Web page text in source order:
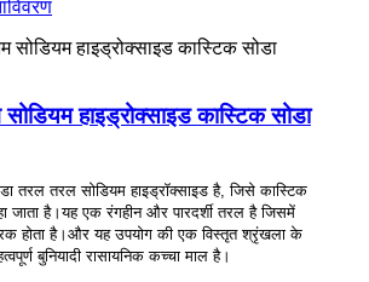
विवरण
सोडियम हाइड्रोक्साइड कास्टिक सोडा
तरल तरल सोडियम हाइड्रॉक्साइड है, जिसे कास्टिक
जाता है।यह एक रंगहीन और पारदर्शी तरल है जिसमें
होता है।और यह उपयोग की एक विस्तृत श्रृंखला के
बुनियादी रासायनिक कच्चा माल है।